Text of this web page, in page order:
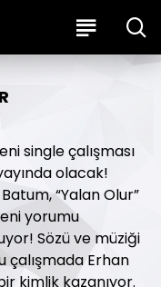
single çalışması
olacak!
“Yalan Olur”
yorumu
Sözü ve müziği
çalışmada Erhan
kimlik kazanıyor.